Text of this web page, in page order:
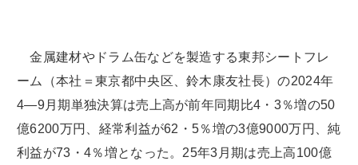
金属建材やドラム缶などを製造する東邦シートフレ
ーム（本社＝東京都中央区、鈴木康友社長）の2024年
4―9月期単独決算は売上高が前年同期比4・3％増の50
億6200万円、経常利益が62・5％増の3億9000万円、純
利益が73・4％増となった。25年3月期は売上高100億